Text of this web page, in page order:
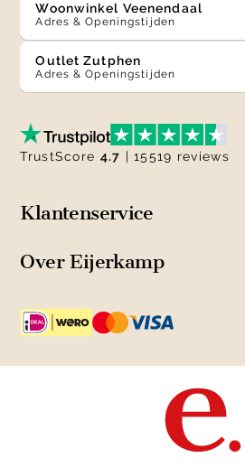
Woonwinkel Veenendaal
Adres & Openingstijden
Outlet Zutphen
Adres & Openingstijden
Klantenservice
Over Eijerkamp
TrustScore 4.7 | 15519 reviews